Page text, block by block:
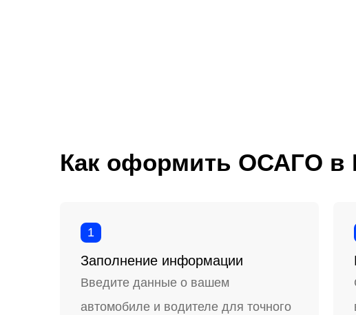
Как оформить ОСАГО в
1
Заполнение информации
Введите данные о вашем
автомобиле и водителе для точного